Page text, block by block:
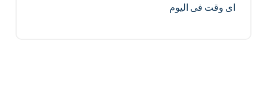
اى وقت فى اليوم